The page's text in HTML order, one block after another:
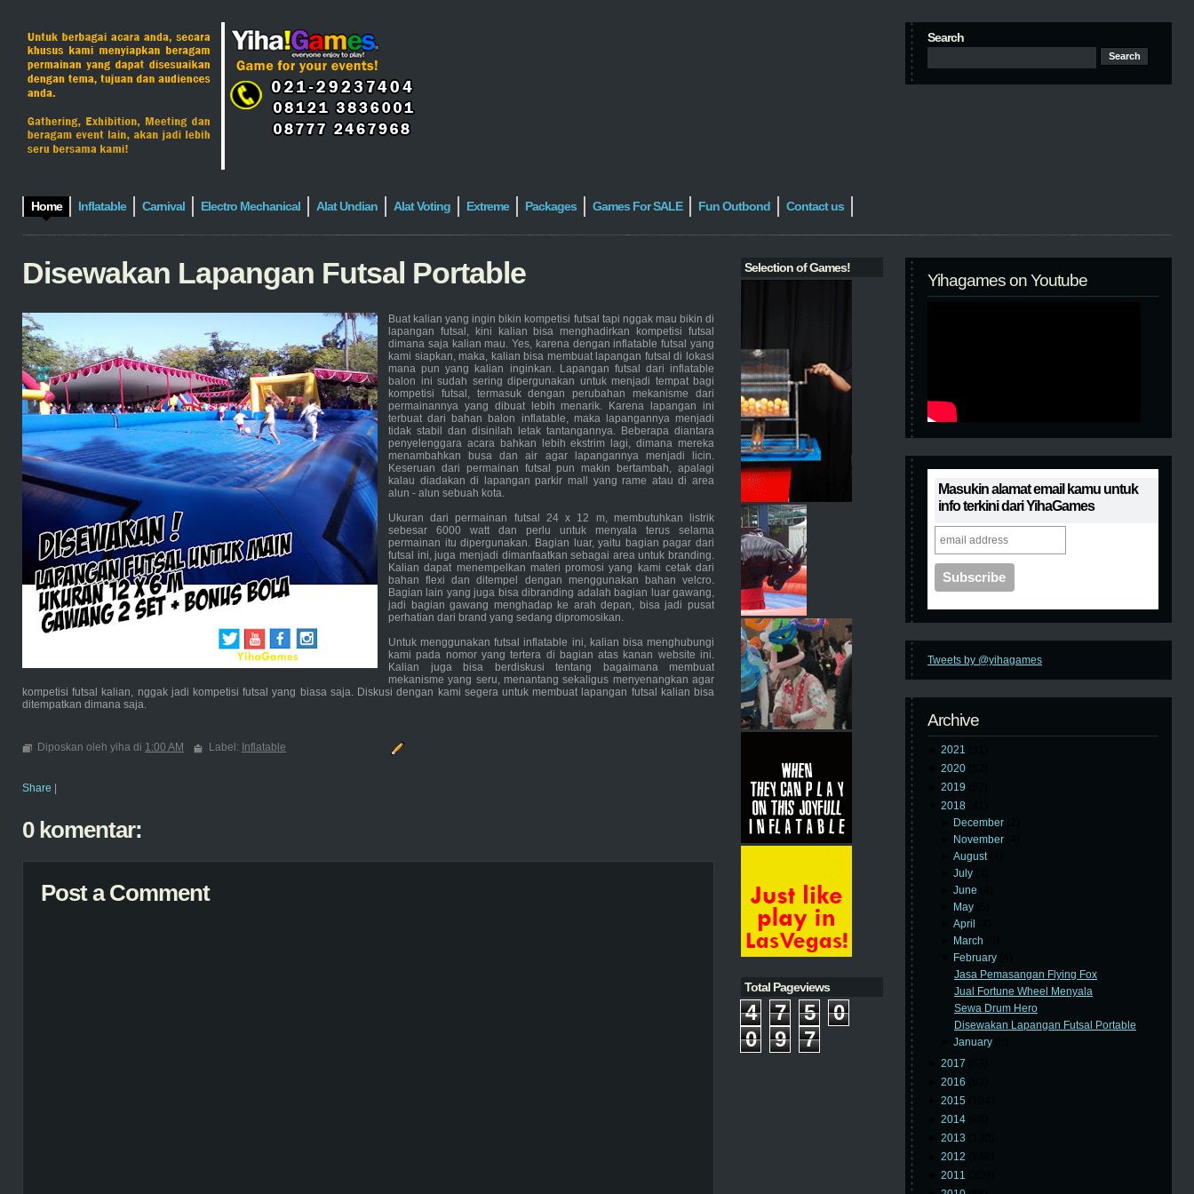
Search
Home Inflatable Carnival Electro Mechanical Alat Undian Alat Voting Extreme Packages Games For SALE Fun Outbond Contact us
Selection of Games!
Total Pageviews
4 7 5
0
0
9 7
Yihagames on Youtube
Masukin alamat email kamu untuk
info terkini dari YihaGames
Tweets by @yihagames
Archive
2021
2020
2019
2018
December
November
►August
►July
►June
May
►April
March
February
Jasa Pemasangan Flying Fox
Jual Fortune Wheel Menyala
Sewa Drum Hero
Disewakan Lapangan Futsal Portable
►January
2017
2016
2015
2014
2013
2012
2011
Disewakan Lapangan Futsal Portable
Buat kalian yang ingin bikin kompetisi futsal tapi nggak mau bikin di
lapangan futsal, kini kalian bisa menghadirkan kompetisi futsal
dimana saja kalian mau. Yes, karena dengan inflatable futsal yang
kami siapkan, maka, kalian bisa membuat lapangan futsal di lokasi
mana pun yang kalian inginkan. Lapangan futsal dari inflatable
balon ini sudah sering dipergunakan untuk menjadi tempat bagi
kompetisi futsal, termasuk dengan perubahan mekanisme dari
permainannya yang dibuat lebih menarik. Karena lapangan ini
terbuat dari bahan balon inflatable, maka lapangannya menjadi
tidak stabil dan disinilah letak tantangannya. Beberapa diantara
penyelenggara acara bahkan lebih ekstrim lagi, dimana mereka
menambahkan busa dan air agar lapangannya menjadi licin.
Keseruan dari permainan futsal pun makin bertambah, apalagi
kalau diadakan di lapangan parkir mall yang rame atau di area
alun - alun sebuah kota.
Ukuran dari permainan futsal 24 x 12 m, membutuhkan listrik
sebesar 6000 watt dan perlu untuk menyala terus selama
permainan itu dipergunakan. Bagian luar, yaitu bagian pagar dari
futsal ini, juga menjadi dimanfaatkan sebagai area untuk branding.
Kalian dapat menempelkan materi promosi yang kami cetak dari
bahan flexi dan ditempel dengan menggunakan bahan velcro.
Bagian lain yang juga bisa dibranding adalah bagian luar gawang,
jadi bagian gawang menghadap ke arah depan, bisa jadi pusat
perhatian dari brand yang sedang dipromosikan.
Untuk menggunakan futsal inflatable ini, kalian bisa menghubungi
kami pada nomor yang tertera di bagian atas kanan website ini.
Kalian juga bisa berdiskusi tentang bagaimana membuat
mekanisme yang seru, menantang sekaligus menyenangkan agar
kompetisi futsal kalian, nggak jadi kompetisi futsal yang biasa saja. Diskusi dengan kami segera untuk membuat lapangan futsal kalian bisa
ditempatkan dimana saja.
Diposkan oleh yiha di 1:00 AM Label: Inflatable
Share
0 komentar:
Post a Comment